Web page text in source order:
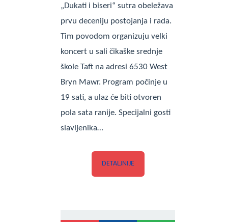
„Dukati i biseri“ sutra obeležava
prvu deceniju postojanja i rada.
Tim povodom organizuju velki
koncert u sali čikaške srednje
škole Taft na adresi 6530 West
Bryn Mawr. Program počinje u
19 sati, a ulaz će biti otvoren
pola sata ranije. Specijalni gosti
slavljenika…
DETALJNIJE